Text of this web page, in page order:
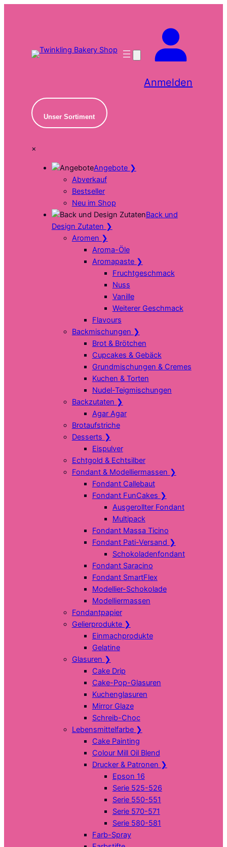
Anmelden
Unser Sortiment
×
Angebote ❯
Abverkauf
Bestseller
Neu im Shop
Back und
Design Zutaten ❯
Aromen ❯
Aroma-Öle
Aromapaste ❯
Fruchtgeschmack
Nuss
Vanille
Weiterer Geschmack
Flavours
Backmischungen ❯
Brot & Brötchen
Cupcakes & Gebäck
Grundmischungen & Cremes
Kuchen & Torten
Nudel-Teigmischungen
Backzutaten ❯
Agar Agar
Brotaufstriche
Desserts ❯
Eispulver
Echtgold & Echtsilber
Fondant & Modelliermassen ❯
Fondant Callebaut
Fondant FunCakes ❯
Ausgerollter Fondant
Multipack
Fondant Massa Ticino
Fondant Pati-Versand ❯
Schokoladenfondant
Fondant Saracino
Fondant SmartFlex
Modellier-Schokolade
Modelliermassen
Fondantpapier
Gelierprodukte ❯
Einmachprodukte
Gelatine
Glasuren ❯
Cake Drip
Cake-Pop-Glasuren
Kuchenglasuren
Mirror Glaze
Schreib-Choc
Lebensmittelfarbe ❯
Cake Painting
Colour Mill Oil Blend
Drucker & Patronen ❯
Epson 16
Serie 525-526
Serie 550-551
Serie 570-571
Serie 580-581
Farb-Spray